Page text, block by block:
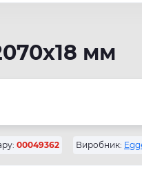
мм
00049362 Виробник: